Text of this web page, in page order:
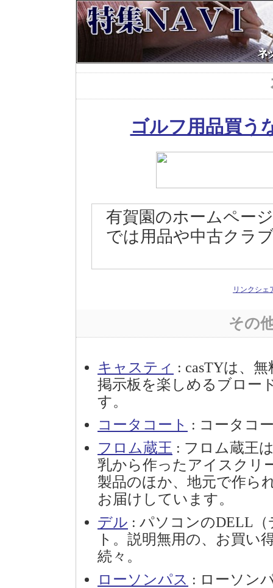
ゴルフ用品買う
有賀園のホームペー
では用品や中古クラ
リンクシェ
その
キャスティ : casTYは、
掲示板を楽しめるブロー
す。
コータコート : コータコ
フロム蔵王 : フロム蔵王
乳から作ったアイスクリ
製品のほか、地元で作ら
お届けしています。
デル : パソコンのDELL
ト。説明無用の、お買い
続々。
ローソンパス : ローソン